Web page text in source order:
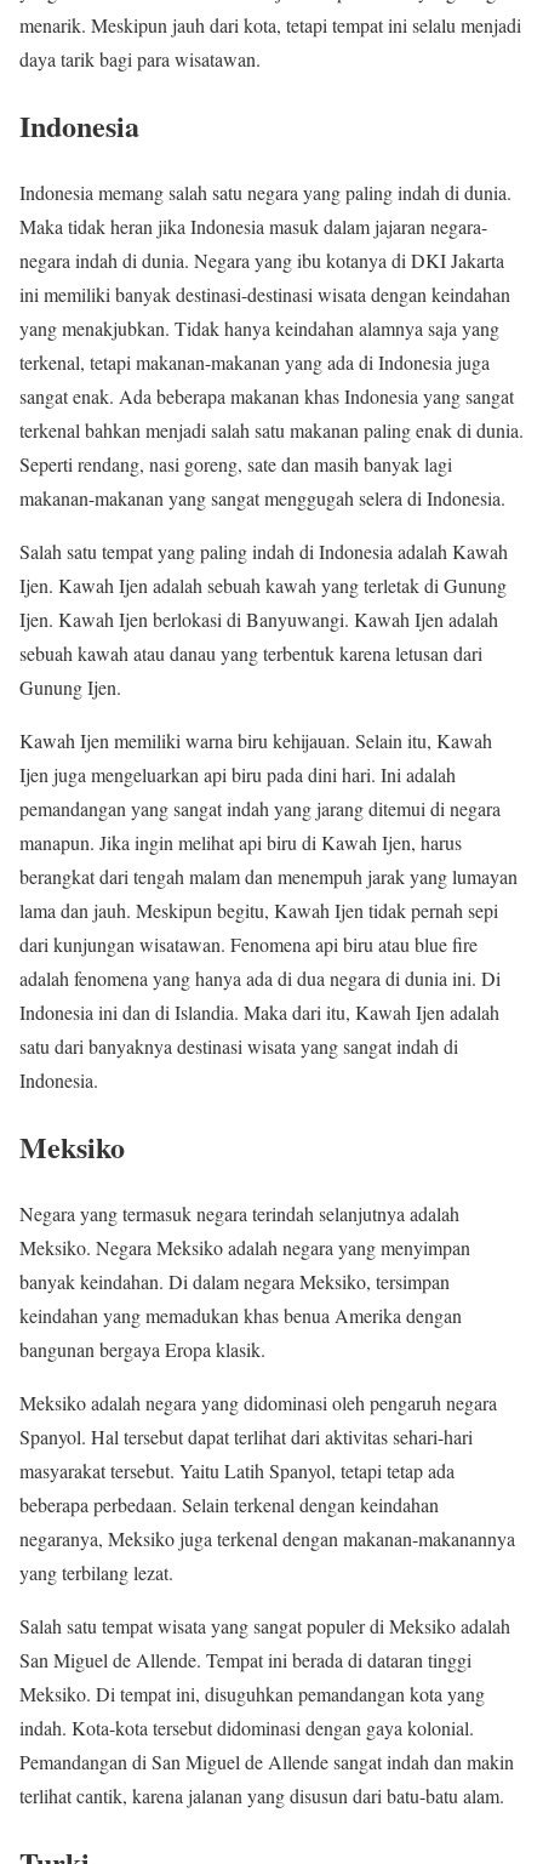
menarik. Meskipun jauh dari kota, tetapi tempat ini selalu menjadi
daya tarik bagi para wisatawan.
Indonesia
Indonesia memang salah satu negara yang paling indah di dunia.
Maka tidak heran jika Indonesia masuk dalam jajaran negara-
negara indah di dunia. Negara yang ibu kotanya di DKI Jakarta
ini memiliki banyak destinasi-destinasi wisata dengan keindahan
yang menakjubkan. Tidak hanya keindahan alamnya saja yang
terkenal, tetapi makanan-makanan yang ada di Indonesia juga
sangat enak. Ada beberapa makanan khas Indonesia yang sangat
terkenal bahkan menjadi salah satu makanan paling enak di dunia.
Seperti rendang, nasi goreng, sate dan masih banyak lagi
makanan-makanan yang sangat menggugah selera di Indonesia.
Salah satu tempat yang paling indah di Indonesia adalah Kawah
Ijen. Kawah Ijen adalah sebuah kawah yang terletak di Gunung
Ijen. Kawah Ijen berlokasi di Banyuwangi. Kawah Ijen adalah
sebuah kawah atau danau yang terbentuk karena letusan dari
Gunung Ijen.
Kawah Ijen memiliki warna biru kehijauan. Selain itu, Kawah
Ijen juga mengeluarkan api biru pada dini hari. Ini adalah
pemandangan yang sangat indah yang jarang ditemui di negara
manapun. Jika ingin melihat api biru di Kawah Ijen, harus
berangkat dari tengah malam dan menempuh jarak yang lumayan
lama dan jauh. Meskipun begitu, Kawah Ijen tidak pernah sepi
dari kunjungan wisatawan. Fenomena api biru atau blue fire
adalah fenomena yang hanya ada di dua negara di dunia ini. Di
Indonesia ini dan di Islandia. Maka dari itu, Kawah Ijen adalah
satu dari banyaknya destinasi wisata yang sangat indah di
Indonesia.
Meksiko
Negara yang termasuk negara terindah selanjutnya adalah
Meksiko. Negara Meksiko adalah negara yang menyimpan
banyak keindahan. Di dalam negara Meksiko, tersimpan
keindahan yang memadukan khas benua Amerika dengan
bangunan bergaya Eropa klasik.
Meksiko adalah negara yang didominasi oleh pengaruh negara
Spanyol. Hal tersebut dapat terlihat dari aktivitas sehari-hari
masyarakat tersebut. Yaitu Latih Spanyol, tetapi tetap ada
beberapa perbedaan. Selain terkenal dengan keindahan
negaranya, Meksiko juga terkenal dengan makanan-makanannya
yang terbilang lezat.
Salah satu tempat wisata yang sangat populer di Meksiko adalah
San Miguel de Allende. Tempat ini berada di dataran tinggi
Meksiko. Di tempat ini, disuguhkan pemandangan kota yang
indah. Kota-kota tersebut didominasi dengan gaya kolonial.
Pemandangan di San Miguel de Allende sangat indah dan makin
terlihat cantik, karena jalanan yang disusun dari batu-batu alam.